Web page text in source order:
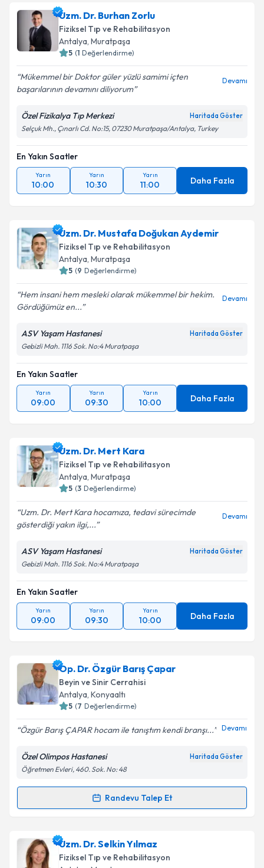
Uzm. Dr. Burhan Zorlu
Fiziksel Tıp ve Rehabilitasyon
Antalya, Muratpaşa
5 (1 Değerlendirme)
Mükemmel bir Doktor güler yüzlü samimi içten
başarılarının devamını diliyorum
Devamı
Özel Fizikalya Tıp Merkezi Haritada Göster
Selçuk Mh., Çınarlı Cd. No:15, 07230 Muratpaşa/Antalya, Turkey
En Yakın Saatler
Yarın
10:00
Yarın
10:30
Yarın
11:00 Daha Fazla
Uzm. Dr. Mustafa Doğukan Aydemir
Fiziksel Tıp ve Rehabilitasyon
Antalya, Muratpaşa
5 (9 Değerlendirme)
Hem insani hem mesleki olarak mükemmel bir hekim.
Gördüğümüz en...
Devamı
ASV Yaşam Hastanesi Haritada Göster
Gebizli Mah. 1116 Sok. No:4 Muratpaşa
En Yakın Saatler
Yarın
09:00
Yarın
09:30
Yarın
10:00 Daha Fazla
Uzm. Dr. Mert Kara
Fiziksel Tıp ve Rehabilitasyon
Antalya, Muratpaşa
5 (3 Değerlendirme)
Uzm. Dr. Mert Kara hocamıza, tedavi sürecimde
gösterdiği yakın ilgi,...
Devamı
ASV Yaşam Hastanesi Haritada Göster
Gebizli Mah. 1116 Sok. No:4 Muratpaşa
En Yakın Saatler
Yarın
09:00
Yarın
09:30
Yarın
10:00 Daha Fazla
Op. Dr. Özgür Barış Çapar
Beyin ve Sinir Cerrahisi
Antalya, Konyaaltı
5 (7 Değerlendirme)
Özgür Barış ÇAPAR hocam ile tanıştım kendi branşı... Devamı
Özel Olimpos Hastanesi Haritada Göster
Öğretmen Evleri, 460. Sok. No: 48
Randevu Talep Et
Randevu Takvimi Talebi
Op. Dr. Özgür Barış Çapariçin randevu takvimi
talebi oluşturun. Size bu uzmandan randevu almanız
Uzm. Dr. Selkin Yılmaz
Fiziksel Tıp ve Rehabilitasyon